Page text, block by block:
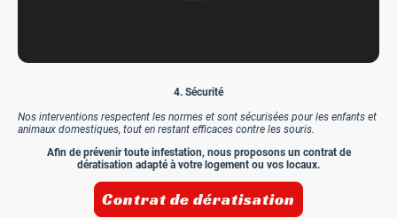
4. Sécurité
Nos interventions respectent les normes et sont sécurisées pour les enfants et
animaux domestiques, tout en restant efficaces contre les souris.
Afin de prévenir toute infestation, nous proposons un contrat de
dératisation adapté à votre logement ou vos locaux.
Contrat de dératisation